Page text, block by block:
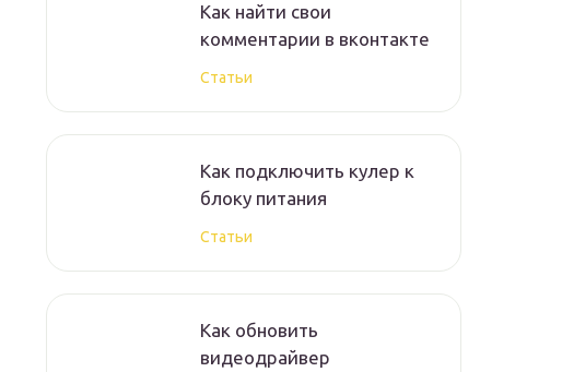
Как найти свои
комментарии в вконтакте
Статьи
Как подключить кулер к
блоку питания
Статьи
Как обновить
видеодрайвер